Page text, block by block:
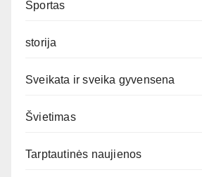
Sportas
storija
Sveikata ir sveika gyvensena
Švietimas
Tarptautinės naujienos